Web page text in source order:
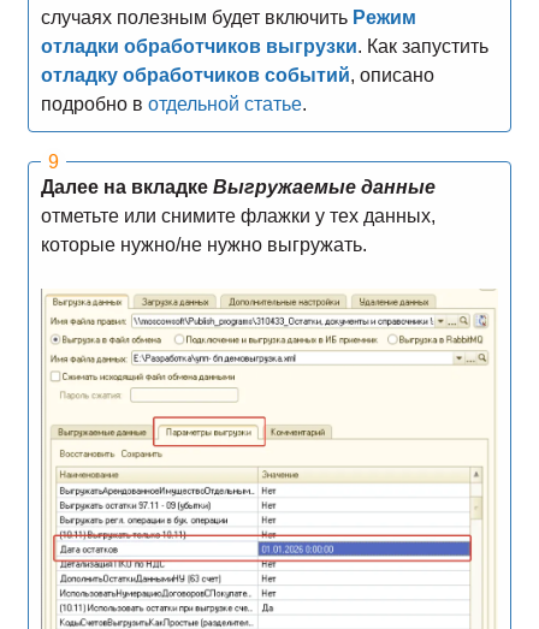
случаях полезным будет включить Режим
отладки обработчиков выгрузки. Как запустить
отладку обработчиков событий, описано
подробно в отдельной статье.
Далее на вкладке Выгружаемые данные
отметьте или снимите флажки у тех данных,
которые нужно/не нужно выгружать.